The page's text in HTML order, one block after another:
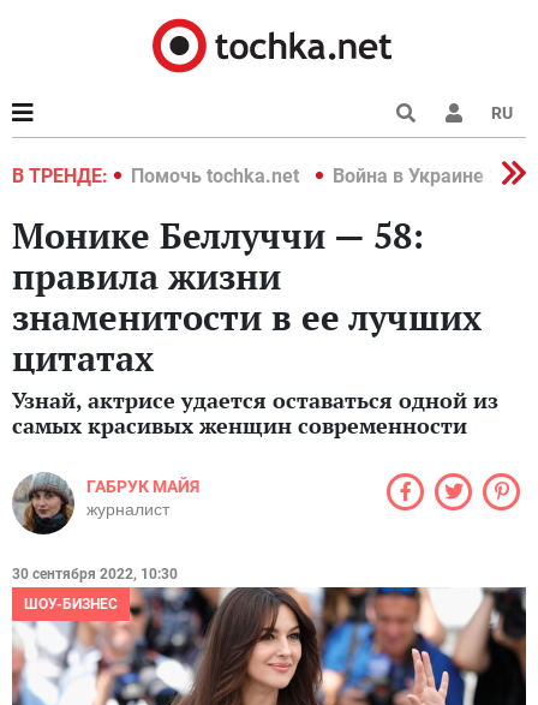
RU
В ТРЕНДЕ:
2022 Помочь tochka.net Война в Украине 2022
Монике Беллуччи — 58:
правила жизни
знаменитости в ее лучших
цитатах
Узнай, актрисе удается оставаться одной из
самых красивых женщин современности
ГАБРУК МАЙЯ
журналист
30 сентября 2022, 10:30
ШОУ-БИЗНЕС